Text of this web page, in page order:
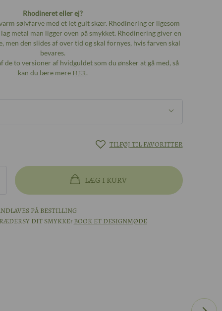
Rhodineret eller ej?
sølvfarve med et let gult skær. Rhodinering er ligesom
metal man ligger oven på smykket. Rhodinering giver en
men den slides af over tid og skal fornyes, hvis farven skal
bevares.
de to versioner af hvidguldet som du ønsker at gå med, så
kan du lære mere HER.
TILFØJ TIL FAVORITTER
LÆG I KURV
PÅ BESTILLING
DIT SMYKKE? BOOK ET DESIGNMØDE